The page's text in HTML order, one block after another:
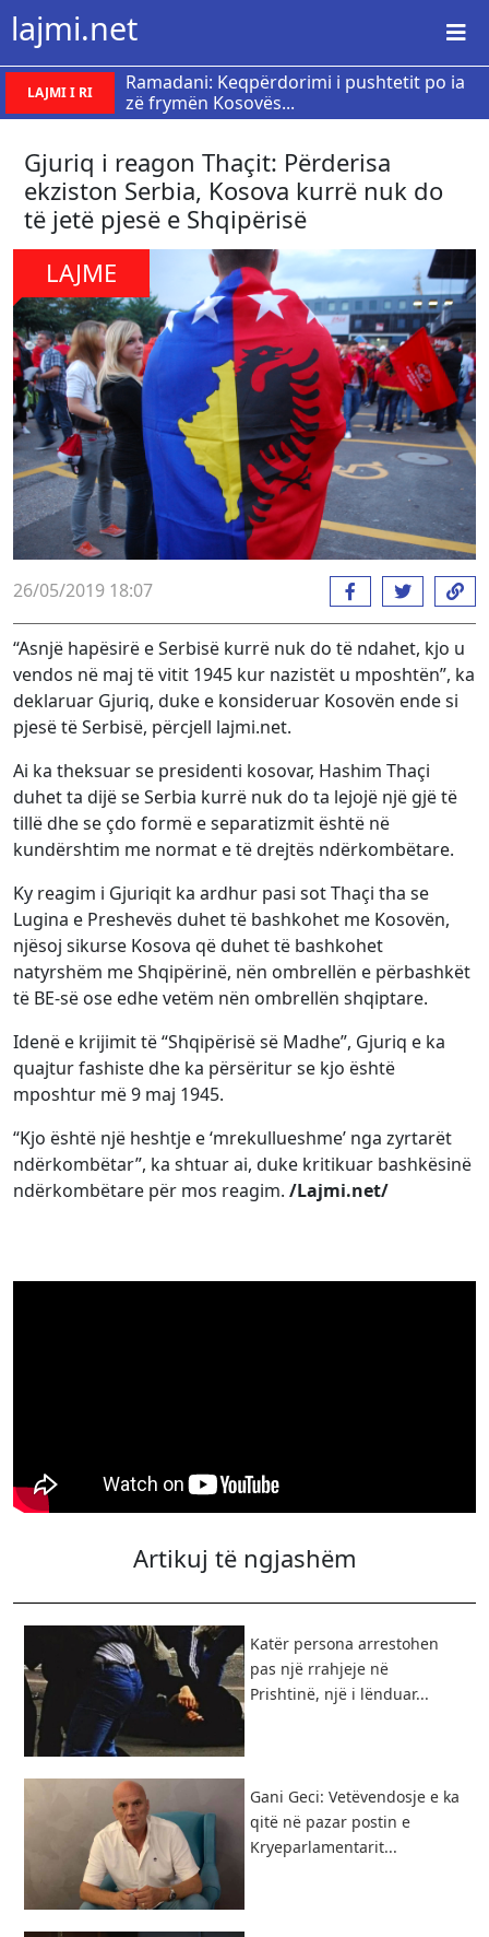
lajmi.net
LAJMI I RI
Ramadani: Keqpërdorimi i pushtetit po ia
zë frymën Kosovës...
Gjuriq i reagon Thaçit: Përderisa
ekziston Serbia, Kosova kurrë nuk do
të jetë pjesë e Shqipërisë
LAJME
26/05/2019 18:07
“Asnjë hapësirë e Serbisë kurrë nuk do të ndahet, kjo u
vendos në maj të vitit 1945 kur nazistët u mposhtën”, ka
deklaruar Gjuriq, duke e konsideruar Kosovën ende si
pjesë të Serbisë, përcjell lajmi.net.
Ai ka theksuar se presidenti kosovar, Hashim Thaçi
duhet ta dijë se Serbia kurrë nuk do ta lejojë një gjë të
tillë dhe se çdo formë e separatizmit është në
kundërshtim me normat e të drejtës ndërkombëtare.
Ky reagim i Gjuriqit ka ardhur pasi sot Thaçi tha se
Lugina e Preshevës duhet të bashkohet me Kosovën,
njësoj sikurse Kosova që duhet të bashkohet
natyrshëm me Shqipërinë, nën ombrellën e përbashkët
të BE-së ose edhe vetëm nën ombrellën shqiptare.
Idenë e krijimit të “Shqipërisë së Madhe”, Gjuriq e ka
quajtur fashiste dhe ka përsëritur se kjo është
mposhtur më 9 maj 1945.
“Kjo është një heshtje e ‘mrekullueshme’ nga zyrtarët
ndërkombëtar”, ka shtuar ai, duke kritikuar bashkësinë
ndërkombëtare për mos reagim. /Lajmi.net/
Artikuj të ngjashëm
​Katër persona arrestohen
pas një rrahjeje në
Prishtinë, një i lënduar...
Gani Geci: Vetëvendosje e ka
qitë në pazar postin e
Kryeparlamentarit...